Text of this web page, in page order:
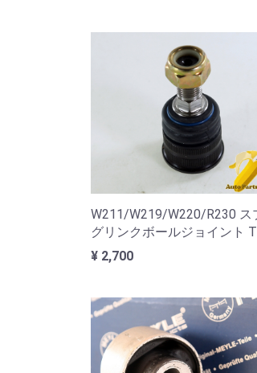
W211/W219/W220/R230 ス
グリンクボールジョイント
¥ 2,700